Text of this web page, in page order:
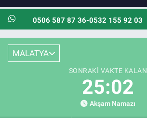
0506 587 87 36-0532 155 92 03
MALATYA
SONRAKI VAKTE KALAN
25:01
Akşam Namazı